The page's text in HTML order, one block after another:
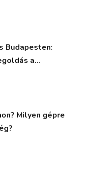
Budapesten:
a
Milyen gépre